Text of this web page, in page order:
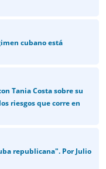
cubano está
Tania Costa sobre su
riesgos que corre en
republicana". Por Julio